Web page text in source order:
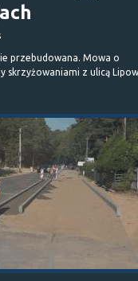
przebudowana. Mowa o
skrzyżowaniami z ulicą